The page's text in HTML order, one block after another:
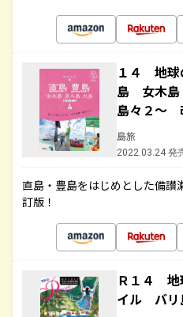
１４ 地
島 女木
島々２～
島旅
2022.03.24 発
直島・豊島をはじめとした備讃
訂版！
Ｒ１４ 地
イル バリ